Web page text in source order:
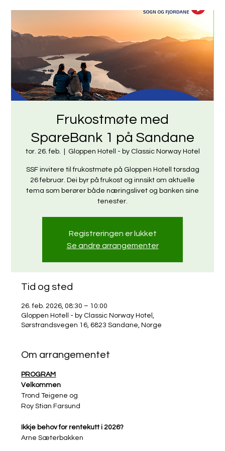
Frukostmøte med
SpareBank 1 på Sandane
tor. 26. feb. Gloppen Hotell - by Classic Norway Hotel
SSF invitere til frukostmøte på Gloppen Hotell torsdag
26 februar. Dei byr på frukost og innsikt om aktuelle
tema som berører både næringslivet og banken sine
tenester.
Registreringen er lukket
Se andre arrangementer
Tid og sted
26. feb. 2026, 08:30 – 10:00
Gloppen Hotell - by Classic Norway Hotel,
Sørstrandsvegen 16, 6823 Sandane, Norge
Om arrangementet
PROGRAM
Velkommen
Trond Teigene og
Roy Stian Farsund
Ikkje behov for rentekutt i 2026?
Arne Sæterbakken